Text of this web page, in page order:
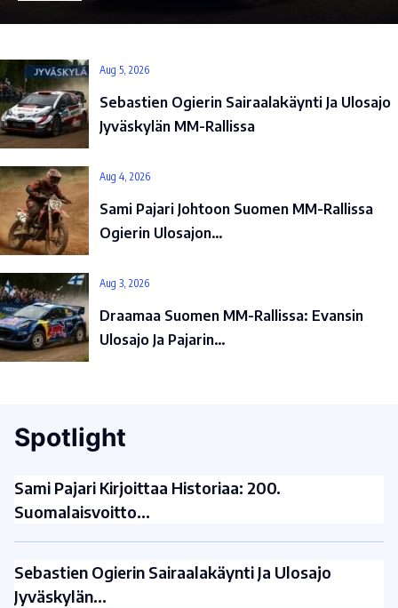
Aug 5, 2026
Sebastien Ogierin Sairaalakäynti Ja Ulosajo
Jyväskylän MM-Rallissa
Aug 4, 2026
Sami Pajari Johtoon Suomen MM-Rallissa
Ogierin Ulosajon…
Aug 3, 2026
Draamaa Suomen MM-Rallissa: Evansin
Ulosajo Ja Pajarin…
Spotlight
Sami Pajari Kirjoittaa Historiaa: 200.
Suomalaisvoitto…
Sebastien Ogierin Sairaalakäynti Ja Ulosajo
Jyväskylän…